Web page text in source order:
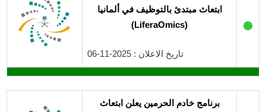
●
ابتعاث مبتدئ بالتوظيف في ألمانيا
(LiferaOmics)
تاريخ الاعلان : 2025-11-06
برنامج خادم الحرمين يعلن ابتعاث